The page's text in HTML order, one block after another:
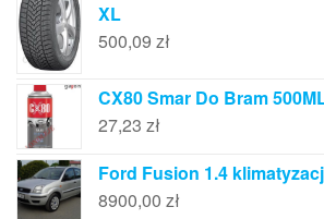
XL
500,09 zł
CX80 Smar Do Bram
27,23 zł
Ford Fusion 1.4
8900,00 zł